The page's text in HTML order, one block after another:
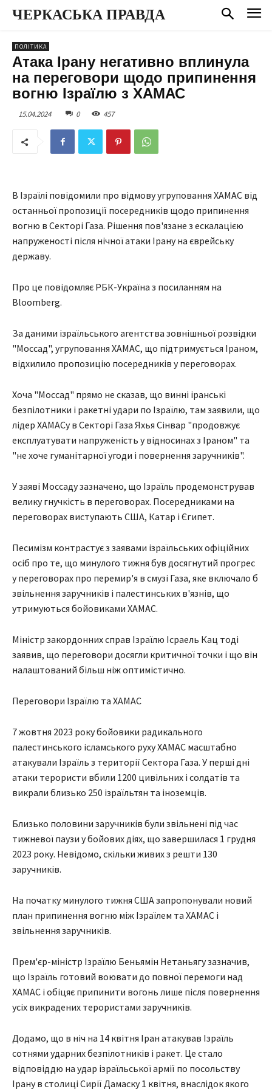
ЧЕРКАСЬКА ПРАВДА
ПОЛІТИКА
Атака Ірану негативно вплинула
на переговори щодо припинення
вогню Ізраїлю з ХАМАС
15.04.2024 0 457
В Ізраїлі повідомили про відмову угруповання ХАМАС від
останньої пропозиції посередників щодо припинення
вогню в Секторі Газа. Рішення пов'язане з ескалацією
напруженості після нічної атаки Ірану на єврейську
державу.
Про це повідомляє РБК-Україна з посиланням на
Bloomberg.
За даними ізраїльського агентства зовнішньої розвідки
"Моссад", угруповання ХАМАС, що підтримується Іраном,
відхилило пропозицію посередників у переговорах.
Хоча "Моссад" прямо не сказав, що винні іранські
безпілотники і ракетні удари по Ізраїлю, там заявили, що
лідер ХАМАСу в Секторі Газа Яхья Сінвар "продовжує
експлуатувати напруженість у відносинах з Іраном" та
"не хоче гуманітарної угоди і повернення заручників".
У заяві Моссаду зазначено, що Ізраїль продемонстрував
велику гнучкість в переговорах. Посередниками на
переговорах виступають США, Катар і Єгипет.
Песимізм контрастує з заявами ізраїльських офіційних
осіб про те, що минулого тижня був досягнутий прогрес
у переговорах про перемир'я в смузі Газа, яке включало б
звільнення заручників і палестинських в'язнів, що
утримуються бойовиками ХАМАС.
Міністр закордонних справ Ізраїлю Ісраель Кац тоді
заявив, що переговори досягли критичної точки і що він
налаштований більш ніж оптимістично.
Переговори Ізраїлю та ХАМАС
7 жовтня 2023 року бойовики радикального
палестинського ісламського руху ХАМАС масштабно
атакували Ізраїль з території Сектора Газа. У перші дні
атаки терористи вбили 1200 цивільних і солдатів та
викрали близько 250 ізраїльтян та іноземців.
Близько половини заручників були звільнені під час
тижневої паузи у бойових діях, що завершилася 1 грудня
2023 року. Невідомо, скільки живих з решти 130
заручників.
На початку минулого тижня США запропонували новий
план припинення вогню між Ізраїлем та ХАМАС і
звільнення заручників.
Прем'єр-міністр Ізраїлю Беньямін Нетаньягу зазначив,
що Ізраїль готовий воювати до повної перемоги над
ХАМАС і обіцяє припинити вогонь лише після повернення
усіх викрадених терористами заручників.
Додамо, що в ніч на 14 квітня Іран атакував Ізраїль
сотнями ударних безпілотників і ракет. Це стало
відповіддю на удар ізраїльської армії по посольству
Ірану в столиці Сирії Дамаску 1 квітня, внаслідок якого